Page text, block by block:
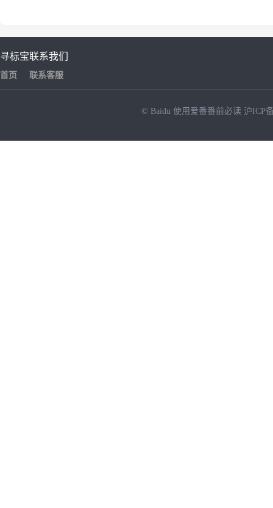
寻标宝
首页
联系我们
联系客服
© Baidu 使用爱番番前必读 沪ICP